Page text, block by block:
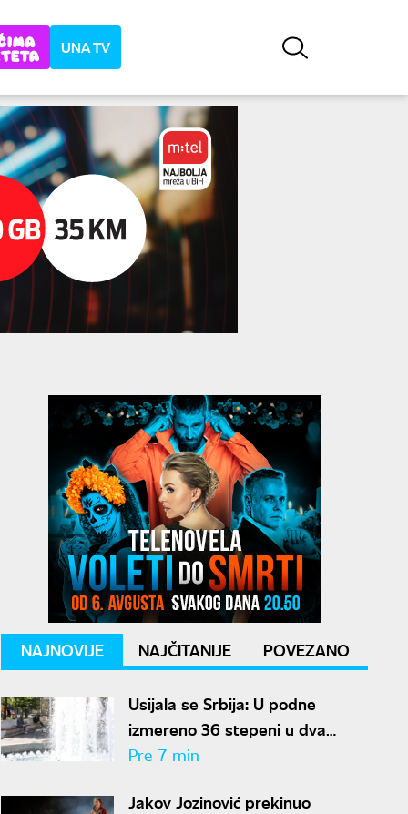
UNA TV
NAJNOVIJE NAJČITANIJE POVEZANO
Usijala se Srbija: U podne
izmereno 36 stepeni u dva
grada, očekuju se opasne
Pre 7 min
Jakov Jozinović prekinuo